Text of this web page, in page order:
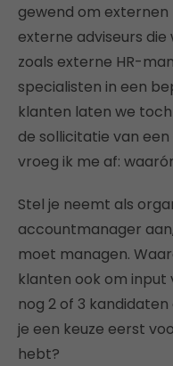
gewend om
externe adviseurs
zoals externe HR-
specialisten in een
klanten laten we
de sollicitatie van
vroeg ik me af:
Stel je neemt als
accountmanager
moet managen.
klanten ook om input
nog 2 of 3
je een keuze eerst
hebt?